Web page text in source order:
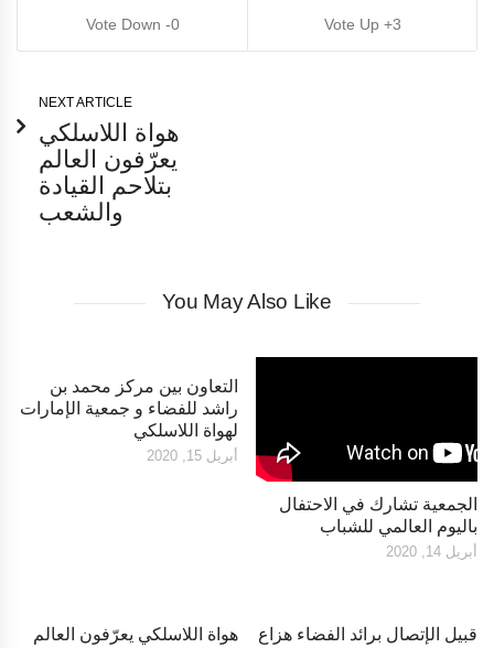
3
0
NEXT ARTICLE
هواة اللاسلكي
يعرّفون العالم
بتلاحم القيادة
والشعب
You May Also Like
الجمعية تشارك في الاحتفال
باليوم العالمي للشباب
أبريل 14, 2020
التعاون بين مركز محمد بن
راشد للفضاء و جمعية الإمارات
لهواة اللاسلكي
أبريل 15, 2020
قبيل الإتصال برائد الفضاء هزاع
هواة اللاسلكي يعرّفون العالم